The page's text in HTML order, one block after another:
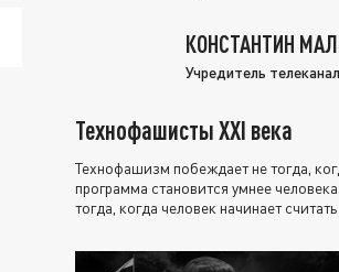
КОНСТАНТИН
Учредитель
Технофашисты XXI века
Технофашизм побеждает не тогда,
программа становится умнее
тогда, когда человек начинает